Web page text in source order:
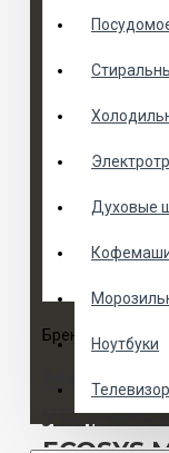
Духовые
Ноутбуки
Бренд: Kyocera